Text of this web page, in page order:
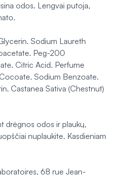
odos. Lengvai putoja,
Sodium Laureth
Peg-200
Citric Acid. Perfume
Sodium Benzoate.
Castanea Sativa (Chestnut)
drėgnos odos ir plaukų,
nuplaukite. Kasdieniam
68 rue Jean-